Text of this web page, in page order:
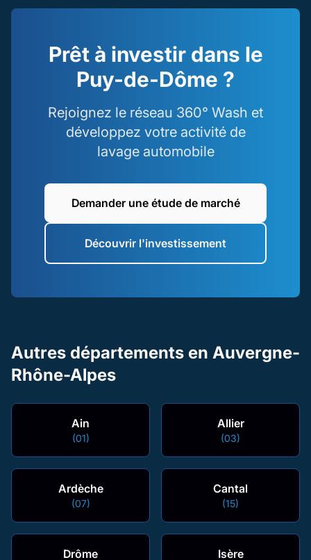
Prêt à investir dans le
Puy-de-Dôme ?
Rejoignez le réseau 360° Wash et
développez votre activité de
lavage automobile
Demander une étude de marché
Découvrir l'investissement
Autres départements en Auvergne-
Rhône-Alpes
Ain
(01)
Allier
(03)
Ardèche
(07)
Cantal
(15)
Drôme Isère